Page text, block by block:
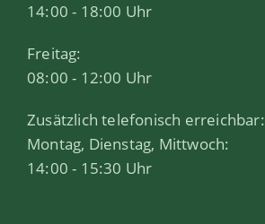
14:00 - 18:00 Uhr
Freitag:
08:00 - 12:00 Uhr
Zusätzlich telefonisch erreichbar:
Montag, Dienstag, Mittwoch:
14:00 - 15:30 Uhr